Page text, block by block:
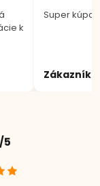
k
Super
Zákazník
5